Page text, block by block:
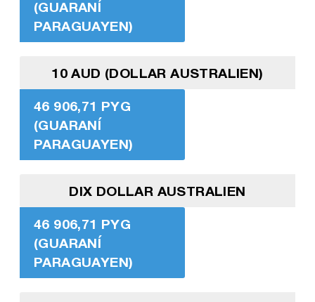
(GUARANÍ
PARAGUAYEN)
10 AUD (DOLLAR AUSTRALIEN)
46 906,71 PYG
(GUARANÍ
PARAGUAYEN)
DIX DOLLAR AUSTRALIEN
46 906,71 PYG
(GUARANÍ
PARAGUAYEN)